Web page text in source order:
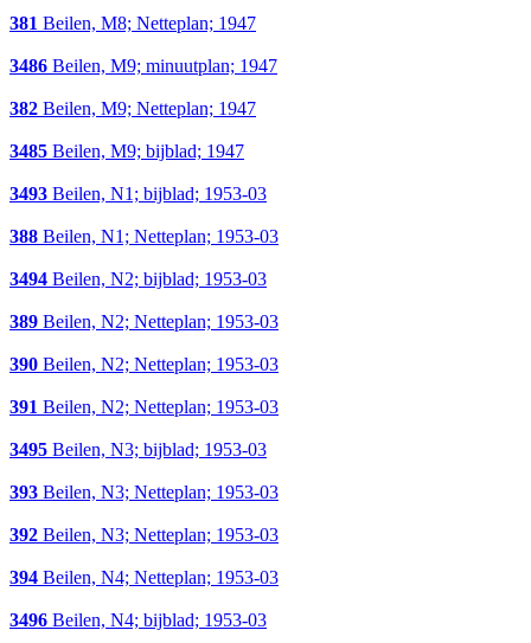
381 Beilen, M8; Netteplan; 1947
3486 Beilen, M9; minuutplan; 1947
382 Beilen, M9; Netteplan; 1947
3485 Beilen, M9; bijblad; 1947
3493 Beilen, N1; bijblad; 1953-03
388 Beilen, N1; Netteplan; 1953-03
3494 Beilen, N2; bijblad; 1953-03
389 Beilen, N2; Netteplan; 1953-03
390 Beilen, N2; Netteplan; 1953-03
391 Beilen, N2; Netteplan; 1953-03
3495 Beilen, N3; bijblad; 1953-03
393 Beilen, N3; Netteplan; 1953-03
392 Beilen, N3; Netteplan; 1953-03
394 Beilen, N4; Netteplan; 1953-03
3496 Beilen, N4; bijblad; 1953-03